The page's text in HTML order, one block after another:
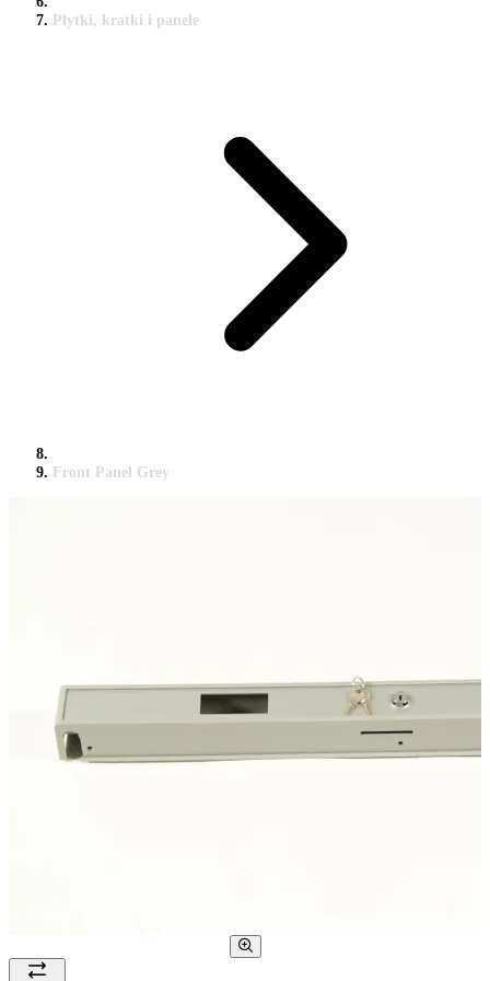
Płytki, kratki i panele
Front Panel Grey